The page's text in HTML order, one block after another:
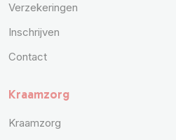
Verzekeringen
Inschrijven
Contact
Kraamzorg
Kraamzorg